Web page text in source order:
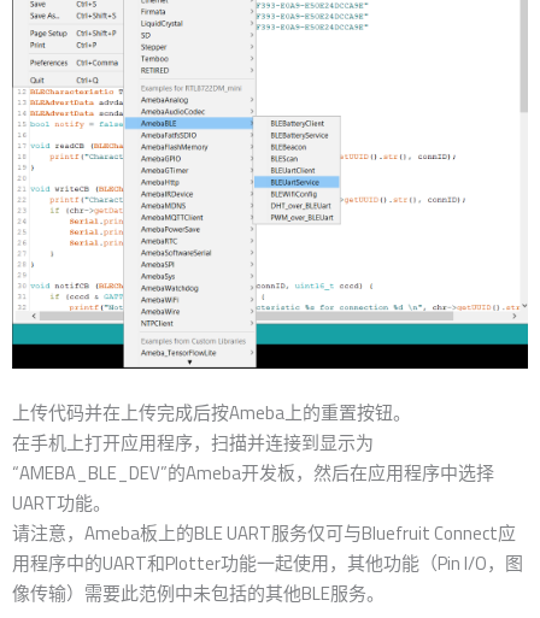
上传代码并在上传完成后按Ameba上的重置按钮。
在手机上打开应用程序，扫描并连接到显示为
“AMEBA_BLE_DEV”的Ameba开发板，然后在应用程序中选择
UART功能。
请注意，Ameba板上的BLE UART服务仅可与Bluefruit Connect应
用程序中的UART和Plotter功能一起使用，其他功能（Pin I/O，图
像传输）需要此范例中未包括的其他BLE服务。